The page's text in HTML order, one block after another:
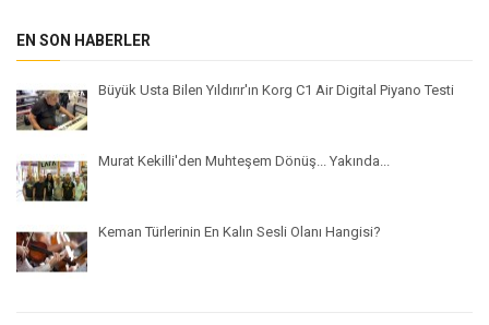
EN SON HABERLER
Büyük Usta Bilen Yıldırır'ın Korg C1 Air Digital Piyano Testi
Murat Kekilli'den Muhteşem Dönüş... Yakında...
Keman Türlerinin En Kalın Sesli Olanı Hangisi?